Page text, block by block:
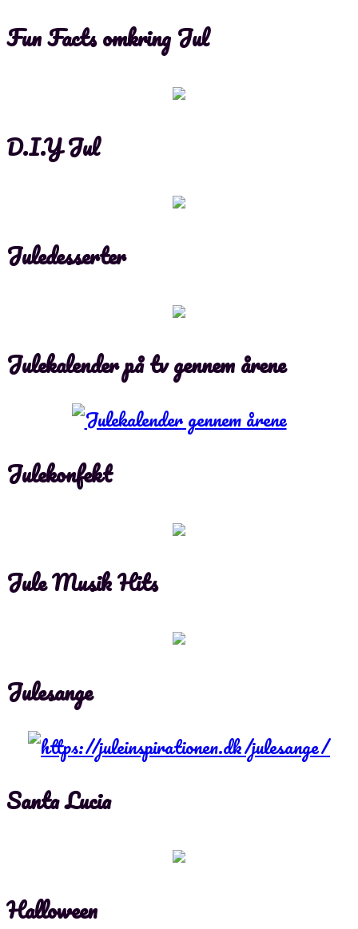
Fun Facts omkring Jul
D.I.Y Jul
Juledesserter
Julekalender på tv gennem årene
Julekonfekt
Jule Musik Hits
Julesange
Santa Lucia
Halloween